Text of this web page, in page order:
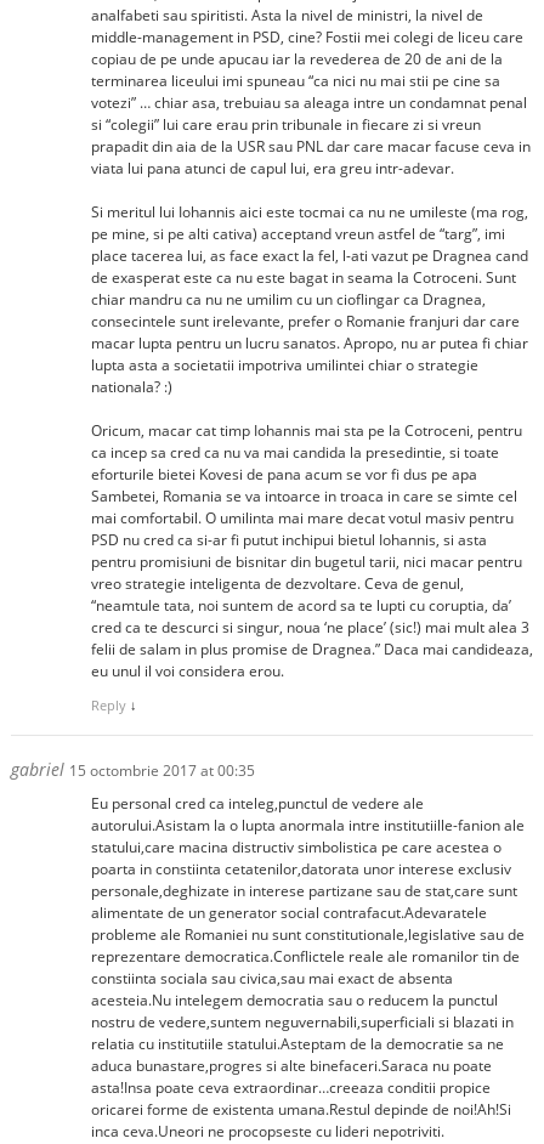
analfabeti sau spiritisti. Asta la nivel de ministri, la nivel de
middle-management in PSD, cine? Fostii mei colegi de liceu care
copiau de pe unde apucau iar la revederea de 20 de ani de la
terminarea liceului imi spuneau “ca nici nu mai stii pe cine sa
votezi” … chiar asa, trebuiau sa aleaga intre un condamnat penal
si “colegii” lui care erau prin tribunale in fiecare zi si vreun
prapadit din aia de la USR sau PNL dar care macar facuse ceva in
viata lui pana atunci de capul lui, era greu intr-adevar.
Si meritul lui Iohannis aici este tocmai ca nu ne umileste (ma rog,
pe mine, si pe alti cativa) acceptand vreun astfel de “targ”, imi
place tacerea lui, as face exact la fel, l-ati vazut pe Dragnea cand
de exasperat este ca nu este bagat in seama la Cotroceni. Sunt
chiar mandru ca nu ne umilim cu un cioflingar ca Dragnea,
consecintele sunt irelevante, prefer o Romanie franjuri dar care
macar lupta pentru un lucru sanatos. Apropo, nu ar putea fi chiar
lupta asta a societatii impotriva umilintei chiar o strategie
nationala? :)
Oricum, macar cat timp Iohannis mai sta pe la Cotroceni, pentru
ca incep sa cred ca nu va mai candida la presedintie, si toate
eforturile bietei Kovesi de pana acum se vor fi dus pe apa
Sambetei, Romania se va intoarce in troaca in care se simte cel
mai comfortabil. O umilinta mai mare decat votul masiv pentru
PSD nu cred ca si-ar fi putut inchipui bietul Iohannis, si asta
pentru promisiuni de bisnitar din bugetul tarii, nici macar pentru
vreo strategie inteligenta de dezvoltare. Ceva de genul,
“neamtule tata, noi suntem de acord sa te lupti cu coruptia, da’
cred ca te descurci si singur, noua ‘ne place’ (sic!) mai mult alea 3
felii de salam in plus promise de Dragnea.” Daca mai candideaza,
eu unul il voi considera erou.
Reply ↓
gabriel 15 octombrie 2017 at 00:35
Eu personal cred ca inteleg,punctul de vedere ale
autorului.Asistam la o lupta anormala intre institutiille-fanion ale
statului,care macina distructiv simbolistica pe care acestea o
poarta in constiinta cetatenilor,datorata unor interese exclusiv
personale,deghizate in interese partizane sau de stat,care sunt
alimentate de un generator social contrafacut.Adevaratele
probleme ale Romaniei nu sunt constitutionale,legislative sau de
reprezentare democratica.Conflictele reale ale romanilor tin de
constiinta sociala sau civica,sau mai exact de absenta
acesteia.Nu intelegem democratia sau o reducem la punctul
nostru de vedere,suntem neguvernabili,superficiali si blazati in
relatia cu institutiile statului.Asteptam de la democratie sa ne
aduca bunastare,progres si alte binefaceri.Saraca nu poate
asta!Insa poate ceva extraordinar…creeaza conditii propice
oricarei forme de existenta umana.Restul depinde de noi!Ah!Si
inca ceva.Uneori ne procopseste cu lideri nepotriviti.